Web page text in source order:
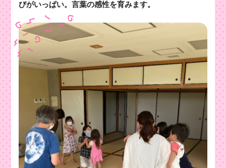
びがいっぱい。言葉の感性を育みます。